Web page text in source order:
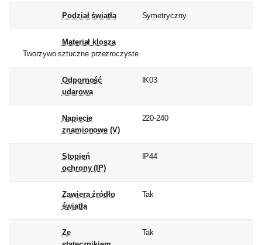
Podział światła Symetryczny
Materiał klosza
Tworzywo sztuczne przezroczyste
Odporność
udarowa
IK03
Napięcie
znamionowe (V)
220-240
Stopień
ochrony (IP)
IP44
Zawiera źródło
światła
Tak
Ze
Tak